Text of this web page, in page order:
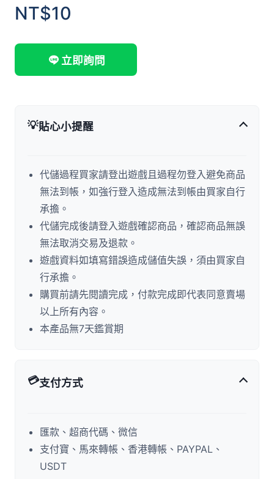
NT$10
立即詢問
💡貼心小提醒
代儲過程買家請登出遊戲且過程勿登入避免商品
無法到帳，如強行登入造成無法到帳由買家自行
承擔。
代儲完成後請登入遊戲確認商品，確認商品無誤
無法取消交易及退款。
遊戲資料如填寫錯誤造成儲值失誤，須由買家自
行承擔。
購買前請先閱讀完成，付款完成即代表同意賣場
以上所有內容。
本產品無7天鑑賞期
💳支付方式
匯款、超商代碼、微信
支付寶、馬來轉帳、香港轉帳、PAYPAL、
USDT